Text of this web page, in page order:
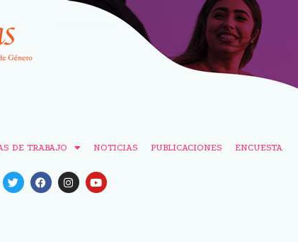
DE TRABAJO NOTICIAS PUBLICACIONES ENCUESTA